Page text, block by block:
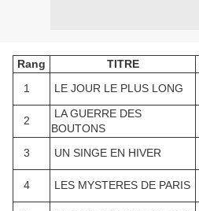
Rang TITRE
1
LE JOUR LE PLUS LONG
2
LA GUERRE DES
BOUTONS
3
UN SINGE EN HIVER
4
LES MYSTERES DE PARIS